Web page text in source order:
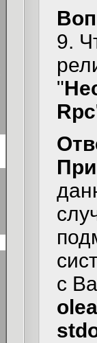
9.
"
Rpc
с